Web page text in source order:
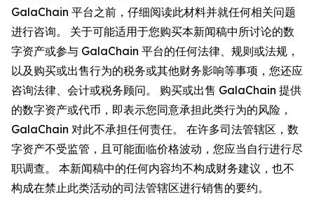
GalaChain 平台之前，仔细阅读此材料并就任何相关问题
进行咨询。 关于可能适用于您购买本新闻稿中所讨论的数
字资产或参与 GalaChain 平台的任何法律、规则或法规，
以及购买或出售行为的税务或其他财务影响等事项，您还应
咨询法律、会计或税务顾问。 购买或出售 GalaChain 提供
的数字资产或代币，即表示您同意承担此类行为的风险，
GalaChain 对此不承担任何责任。 在许多司法管辖区，数
字资产不受监管，且可能面临价格波动，您应当自行进行尽
职调查。 本新闻稿中的任何内容均不构成财务建议，也不
构成在禁止此类活动的司法管辖区进行销售的要约。